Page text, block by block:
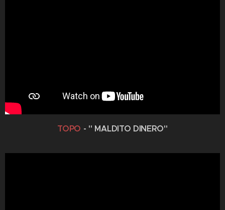
TOPO - " MALDITO DINERO"